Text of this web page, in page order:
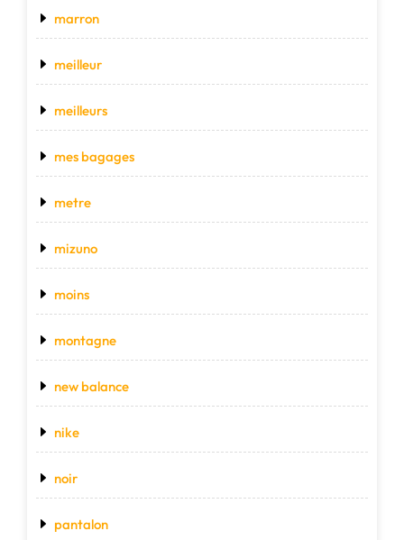
marron
meilleur
meilleurs
mes bagages
metre
mizuno
moins
montagne
new balance
nike
noir
pantalon